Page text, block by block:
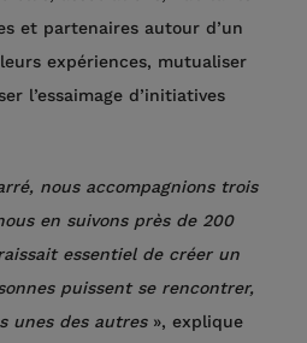
et partenaires autour d’un
expériences, mutualiser
l’essaimage d’initiatives
nous accompagnions trois
en suivons près de 200
essentiel de créer un
puissent se rencontrer,
unes des autres», explique